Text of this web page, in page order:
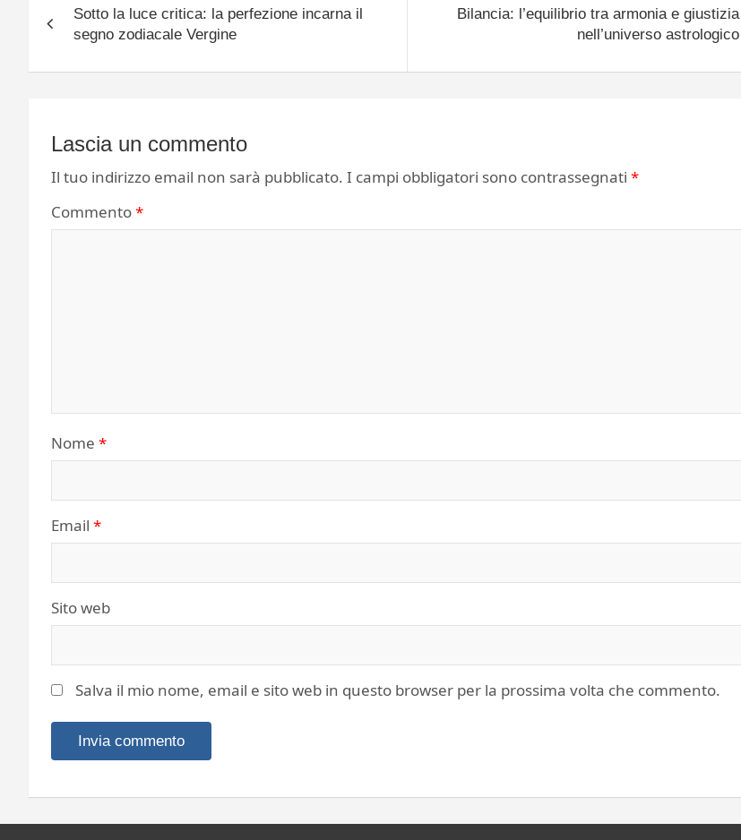
articoli
Sotto la luce critica: la perfezione incarna il
segno zodiacale Vergine
Bilancia: l’equilibrio tra armonia e giustizia
nell’universo astrologico
Lascia un commento
Il tuo indirizzo email non sarà pubblicato. I campi obbligatori sono contrassegnati *
Commento*
Nome *
Email *
Sito web
Salva il mio nome, email e sito web in questo browser per la prossima volta che commento.